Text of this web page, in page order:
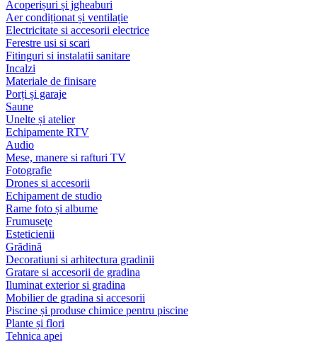
Acoperișuri și jgheaburi
Aer condiționat și ventilație
Electricitate si accesorii electrice
Ferestre usi si scari
Fitinguri si instalatii sanitare
Incalzi
Materiale de finisare
Porți și garaje
Saune
Unelte și atelier
Echipamente RTV
Audio
Mese, manere si rafturi TV
Fotografie
Drones si accesorii
Echipament de studio
Rame foto și albume
Frumuseţe
Esteticienii
Grădină
Decoratiuni si arhitectura gradinii
Gratare si accesorii de gradina
Iluminat exterior si gradina
Mobilier de gradina si accesorii
Piscine și produse chimice pentru piscine
Plante și flori
Tehnica apei